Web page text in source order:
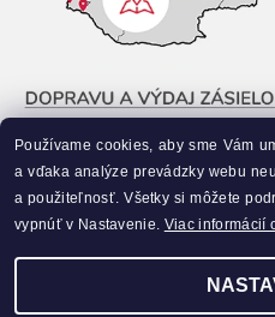
Používame cookies, aby sme Vám
a vďaka analýze prevádzky webu
a použiteľnosť. Všetky si môžete
vypnúť v Nastavenie. Viac informácií